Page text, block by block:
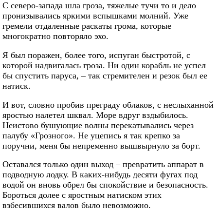
С северо-запада шла гроза, тяжелые тучи то и дело
пронизывались яркими вспышками молний. Уже
гремели отдаленные раскаты грома, которые
многократно повторяло эхо.
Я был поражен, более того, испуган быстротой, с
которой надвигалась гроза. Ни один корабль не успел
бы спустить паруса, – так стремителен и резок был ее
натиск.
И вот, словно пробив преграду облаков, с неслыханной
яростью налетел шквал. Море вдруг вздыбилось.
Неистово бушующие волны перекатывались через
палубу «Грозного». Не уцепись я так крепко за
поручни, меня бы непременно вышвырнуло за борт.
Оставался только один выход – превратить аппарат в
подводную лодку. В каких-нибудь десяти фугах под
водой он вновь обрел бы спокойствие и безопасность.
Бороться долее с яростным натиском этих
взбесившихся валов было невозможно.